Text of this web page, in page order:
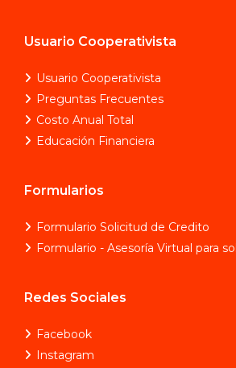
Usuario Cooperativista
Usuario Cooperativista
Preguntas Frecuentes
Costo Anual Total
Educación Financiera
Formularios
Formulario Solicitud de Credito
Formulario - Asesoría Virtual para
Redes Sociales
Facebook
Instagram